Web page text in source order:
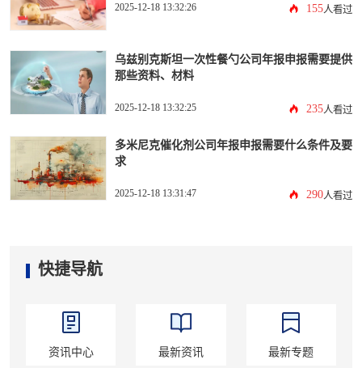
2025-12-18 13:32:26 155人看过
乌兹别克斯坦一次性餐勺公司年报申报需要提供
那些资料、材料
2025-12-18 13:32:25 235人看过
多米尼克催化剂公司年报申报需要什么条件及要
求
2025-12-18 13:31:47 290人看过
快捷导航
资讯中心 最新资讯 最新专题